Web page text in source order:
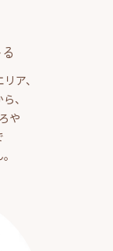
ア、
、
や